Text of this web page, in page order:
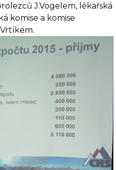
J.Vogelem, lékařská
komise a komise